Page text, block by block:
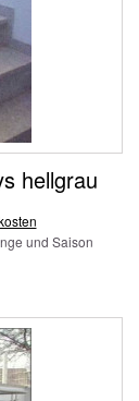
hellgrau
und Saison